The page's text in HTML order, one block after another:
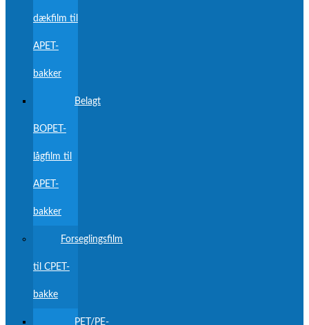
dækfilm til
APET-
bakker
Belagt
BOPET-
lågfilm til
APET-
bakker
Forseglingsfilm
til CPET-
bakke
PET/PE-